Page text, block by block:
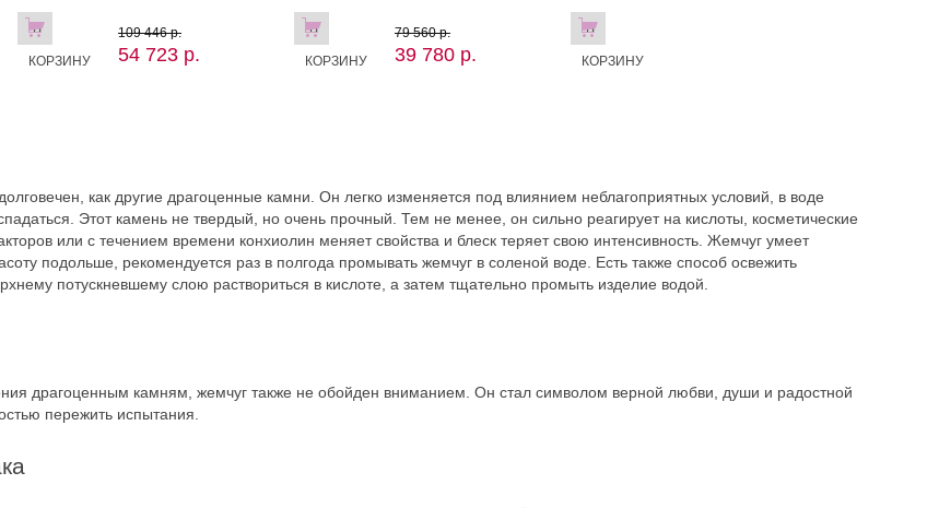
В
КОРЗИНУ 54 723 р.
109 446 р. В
КОРЗИНУ 39 780 р.
79 560 р. В
КОРЗИНУ
как другие драгоценные камни. Он легко изменяется под влиянием неблагоприятных условий, в воде
Этот камень не твердый, но очень прочный. Тем не менее, он сильно реагирует на кислоты, косметические
или с течением времени конхиолин меняет свойства и блеск теряет свою интенсивность. Жемчуг умеет
подольше, рекомендуется раз в полгода промывать жемчуг в соленой воде. Есть также способ освежить
потускневшему слою раствориться в кислоте, а затем тщательно промыть изделие водой.
драгоценным камням, жемчуг также не обойден вниманием. Он стал символом верной любви, души и радостной
пережить испытания.